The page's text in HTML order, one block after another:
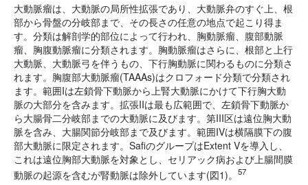
大動脈瘤は、大動脈の局所性拡張であり、大動脈弁のすぐ上、根
部から骨盤の分岐部まで、その長さの任意の地点で起こり得ま
す。分類は解剖学的部位によって行われ、胸動脈瘤、腹部動脈
瘤、胸腹動脈瘤に分類されます。胸動脈瘤はさらに、根部と上行
大動脈、大動脈弓を伴うもの、下行胸動脈に関わるものに分類さ
れます。胸腹部大動脈瘤(TAAAs)はクロフォード分類で分類され
ます。範囲Iは左鎖骨下動脈から上腎大動脈にかけて下行胸大動
脈の大部分を含みます。拡張IIは最も広範囲で、左鎖骨下動脈か
ら大腸骨二分岐部までの大動脈に及びます。第III区は遠位胸大動
脈を含み、大腸関節分岐部まで及びます。範囲IVは横隔膜下の腹
部大動脈に限定されます。SafiのグループはExtent Vを導入し、
これは遠位胸部大動脈を対象とし、セリアック病および上腸間膜
動脈の起源を含むが腎動脈は除外しています(図1)。
57